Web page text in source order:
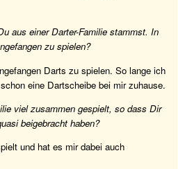
aus einer Darter-Familie stammst. In
zu spielen?
Darts zu spielen. So lange ich
eine Dartscheibe bei mir zuhause.
viel zusammen gespielt, so dass Dir
beigebracht haben?
und hat es mir dabei auch